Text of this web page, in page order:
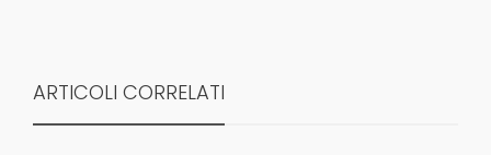
ARTICOLI CORRELATI